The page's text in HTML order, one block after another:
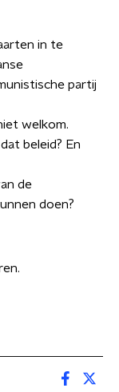
in te
partij
welkom.
beleid? En
de
doen?